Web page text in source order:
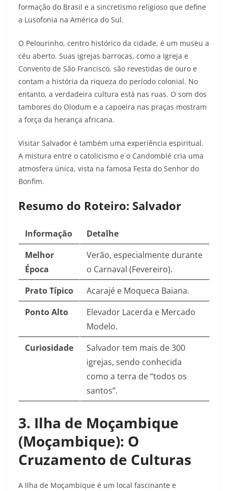
formação do Brasil e a sincretismo religioso que define
a Lusofonia na América do Sul.
O Pelourinho, centro histórico da cidade, é um museu a
céu aberto. Suas igrejas barrocas, como a Igreja e
Convento de São Francisco, são revestidas de ouro e
contam a história da riqueza do período colonial. No
entanto, a verdadeira cultura está nas ruas. O som dos
tambores do Olodum e a capoeira nas praças mostram
a força da herança africana.
Visitar Salvador é também uma experiência espiritual.
A mistura entre o catolicismo e o Candomblé cria uma
atmosfera única, vista na famosa Festa do Senhor do
Bonfim.
Resumo do Roteiro: Salvador
Informação
Detalhe
Melhor
Época
Verão, especialmente durante
o Carnaval (Fevereiro).
Prato Típico
Acarajé e Moqueca Baiana.
Ponto Alto
Elevador Lacerda e Mercado
Modelo.
Curiosidade
Salvador tem mais de 300
igrejas, sendo conhecida
como a terra de “todos os
santos”.
3. Ilha de Moçambique
(Moçambique): O
Cruzamento de Culturas
A Ilha de Moçambique é um local fascinante e